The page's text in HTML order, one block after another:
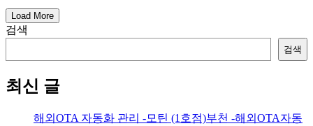
Load More
검색
검색
최신 글
해외OTA 자동화 관리 -모틴 (1호점)부천 -해외OTA자동